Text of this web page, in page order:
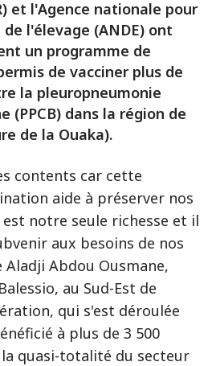
et l'Agence nationale pour
l'élevage (ANDE) ont
un programme de
de vacciner plus de
la pleuropneumonie
(PPCB) dans la région de
de la Ouaka).
contents car cette
aide à préserver nos
notre seule richesse et il
aux besoins de nos
Abdou Ousmane,
au Sud-Est de
qui s'est déroulée
à plus de 3 500
quasi-totalité du secteur